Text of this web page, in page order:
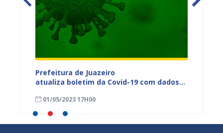
Prefeitura de Juazeiro
atualiza boletim da Covid-19 com dados
01/05/2023 17H00